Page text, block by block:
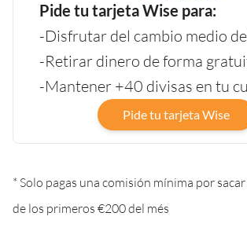
Pide tu tarjeta Wise para:
-Disfrutar del cambio medio
-Retirar dinero de forma
-Mantener +40 divisas en tu
Pide tu tarjeta Wise
* Solo pagas una comisión mínima por
de los primeros €200 del més